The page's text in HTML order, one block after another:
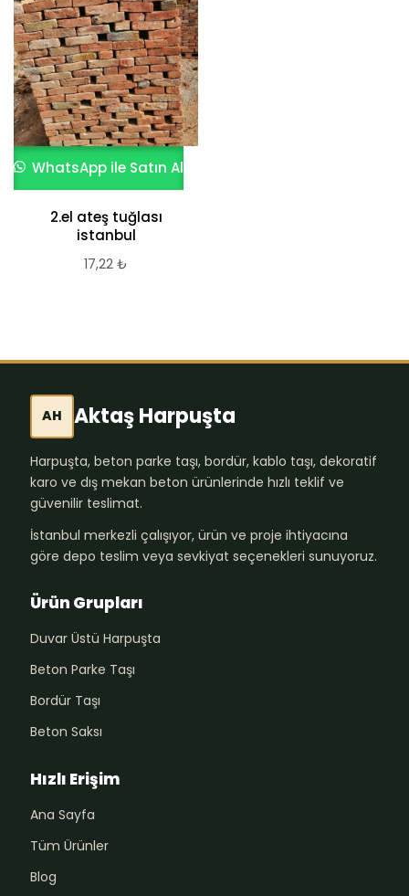
WhatsApp ile Satın Al
2.el ateş tuğlası
istanbul
17,22 ₺
AH Aktaş Harpuşta
Harpuşta, beton parke taşı, bordür, kablo taşı, dekoratif
karo ve dış mekan beton ürünlerinde hızlı teklif ve
güvenilir teslimat.
İstanbul merkezli çalışıyor, ürün ve proje ihtiyacına
göre depo teslim veya sevkiyat seçenekleri sunuyoruz.
Ürün Grupları
Duvar Üstü Harpuşta
Beton Parke Taşı
Bordür Taşı
Beton Saksı
Hızlı Erişim
Ana Sayfa
Tüm Ürünler
Blog